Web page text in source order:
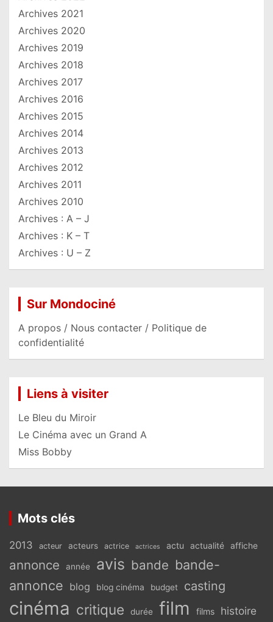
Archives 2021
Archives 2020
Archives 2019
Archives 2018
Archives 2017
Archives 2016
Archives 2015
Archives 2014
Archives 2013
Archives 2012
Archives 2011
Archives 2010
Archives : A – J
Archives : K – T
Archives : U – Z
Sur Mondociné
A propos / Nous contacter / Politique de
confidentialité
Liens à visiter
Le Bleu du Miroir
Le Cinéma avec un Grand A
Miss Bobby
Mots clés
2013 acteur acteurs actrice actrices actu actualité affiche
annonce année avis bande bande-
annonce blog blog cinéma budget casting
cinéma critique durée film films histoire